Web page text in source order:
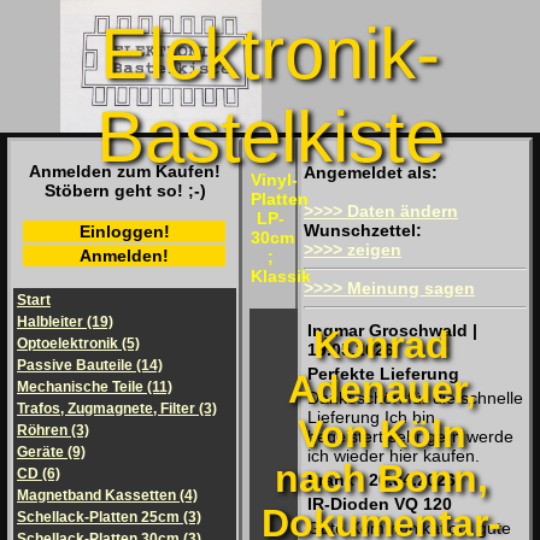
Elektronik-
Bastelkiste
Anmelden zum Kaufen!
Stöbern geht so! ;-)
Einloggen!
Anmelden!
Start
Halbleiter (19)
Optoelektronik (5)
Passive Bauteile (14)
Mechanische Teile (11)
Trafos, Zugmagnete, Filter (3)
Röhren (3)
Geräte (9)
CD (6)
Magnetband Kassetten (4)
Schellack-Platten 25cm (3)
Angemeldet als:
>>>> Daten ändern
Wunschzettel:
>>>> zeigen
>>>> Meinung sagen
Ingmar Groschwald |
19.05.2026
Perfekte Lieferung
Dankeschön für die schnelle
Lieferung Ich bin
begeistert,sehr gern werde
ich wieder hier kaufen.
Frank | 20.04.2026
IR-Dioden VQ 120
Gute Kommunikation, gute
Vinyl-
Platten
LP-
30cm
;
Klassik
Konrad
Adenauer,
Von Köln
nach Bonn,
Dokumentar-